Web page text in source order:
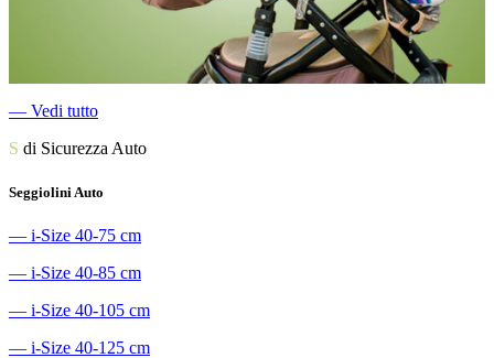
― Vedi tutto
S di Sicurezza Auto
Seggiolini Auto
― i-Size 40-75 cm
― i-Size 40-85 cm
― i-Size 40-105 cm
― i-Size 40-125 cm